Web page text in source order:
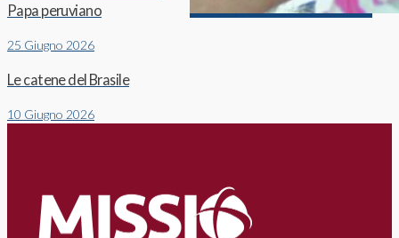
Papa peruviano
25 Giugno 2026
Le catene del Brasile
10 Giugno 2026